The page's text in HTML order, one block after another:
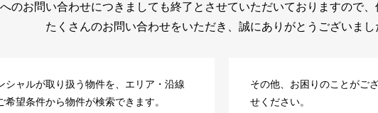
のお問い合わせにつきましても終了とさせていただいておりますので、
たくさんのお問い合わせをいただき、誠にありがとうございまし
シャルが取り扱う物件を、エリア・沿線
希望条件から物件が検索できます。
その他、お困りのことがご
せください。